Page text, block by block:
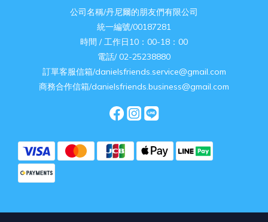
公司名稱/丹尼爾的朋友們有限公司
統一編號/00187281
時間 / 工作日10：00-18：00
電話/ 02-25238880
訂單客服信箱/danielsfriends.service@gmail.com
商務合作信箱/danielsfriends.business@gmail.com